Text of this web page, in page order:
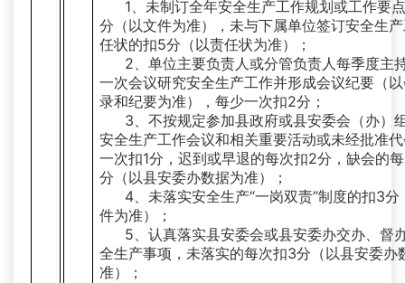
1、未制订全年安全生产工作规划或工作要
分（以文件为准），未与下属单位签订安全生
任状的扣5分（以责任状为准）；
2、单位主要负责人或分管负责人每季度主
一次会议研究安全生产工作并形成会议纪要（
录和纪要为准），每少一次扣2分；
3、不按规定参加县政府或县安委会（办）
安全生产工作会议和相关重要活动或未经批准
一次扣1分，迟到或早退的每次扣2分，缺会的
分（以县安委办数据为准）；
4、未落实安全生产“一岗双责”制度的扣3分
件为准）；
5、认真落实县安委会或县安委办交办、督
全生产事项，未落实的每次扣3分（以县安委办
准）；